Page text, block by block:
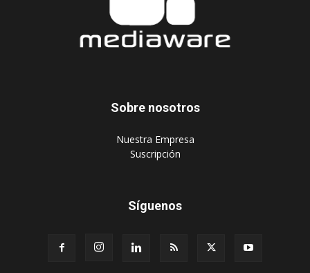
Sobre nosotros
‎Nuestra Empresa
‎Suscripción
Síguenos